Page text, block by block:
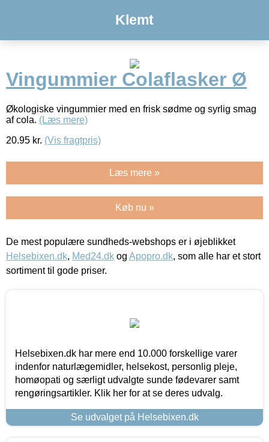
Klemt
Vingummier Colaflasker Ø
Økologiske vingummier med en frisk sødme og syrlig smag
af cola. (Læs mere)
20.95 kr. (Vis fragtpris)
Læs mere »
Køb nu »
De mest populære sundheds-webshops er i øjeblikket
Helsebixen.dk, Med24.dk og Apopro.dk, som alle har et stort
sortiment til gode priser.
Helsebixen.dk har mere end 10.000 forskellige varer
indenfor naturlægemidler, helsekost, personlig pleje,
homøopati og særligt udvalgte sunde fødevarer samt
rengøringsartikler. Klik her for at se deres udvalg.
Se udvalget på Helsebixen.dk